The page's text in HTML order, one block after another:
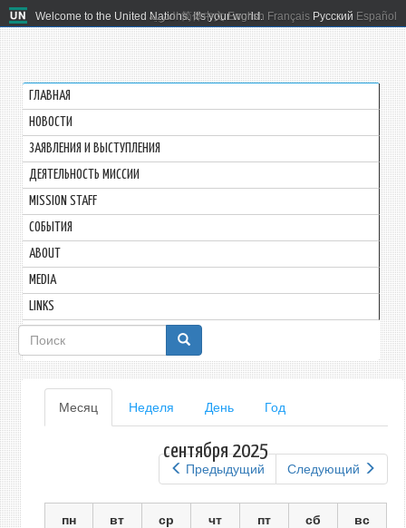
Welcome to the United Nations. It's your world.
العربية 简体中文 English Français Русский Español
ГЛАВНАЯ
HОВОСТИ
ЗАЯВЛЕНИЯ И ВЫСТУПЛЕНИЯ
ДЕЯТЕЛЬНОСТЬ МИССИИ
MISSION STAFF
СОБЫТИЯ
ABOUT
MEDIA
LINKS
Форма
поиска
Главные
вкладки
Месяц (активная
вкладка)
Неделя День Год
Предыдущий Следующий
сентября 2025
пн вт ср чт пт сб
вс